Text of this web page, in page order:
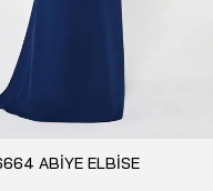
ABİYE ELBİSE